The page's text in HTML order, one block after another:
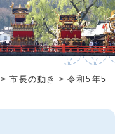
>市長の動き > 令和5年5